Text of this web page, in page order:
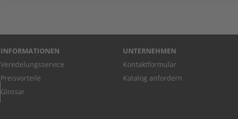
INFORMATIONEN
Veredelungsservice
Preisvorteile
Glossar
UNTERNEHMEN
Kontaktformular
Katalog anfordern